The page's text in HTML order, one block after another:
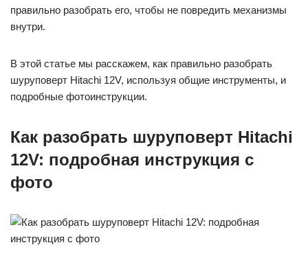
правильно разобрать его, чтобы не повредить механизмы
внутри.
В этой статье мы расскажем, как правильно разобрать
шуруповерт Hitachi 12V, используя общие инструменты, и
подробные фотоинструкции.
Как разобрать шуруповерт Hitachi
12V: подробная инструкция с
фото